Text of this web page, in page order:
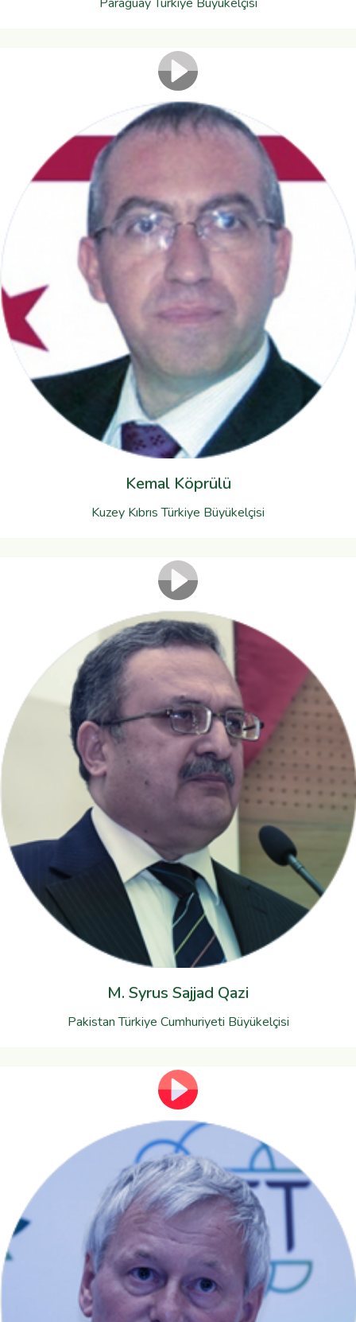
Paraguay Türkiye Büyükelçisi
Kemal Köprülü
Kuzey Kıbrıs Türkiye Büyükelçisi
M. Syrus Sajjad Qazi
Pakistan Türkiye Cumhuriyeti Büyükelçisi